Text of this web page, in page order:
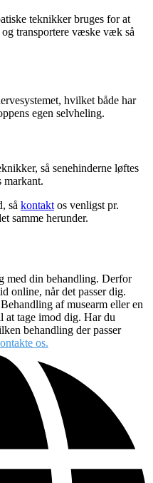
teknikker bruges for at
transportere væske væk så
hvilket både har
egen selvheling.
så senehinderne løftes
markant.
så kontakt os venligst pr.
samme herunder.
med din behandling. Derfor
online, når det passer dig.
af musearm eller en
at tage imod dig. Har du
behandling der passer
os.